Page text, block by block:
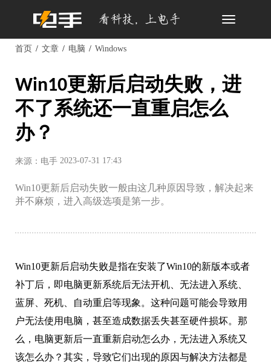
Toggle
首页 文章 电脑 Windows
Win10更新后启动失败，进
不了系统还一直重启怎么
办？
来源：电手 2023-07-31 17:43
Win10更新后启动失败一般由这几种原因导致，解决起来
并不麻烦，进入高级选项是第一步。
Win10更新后启动失败是指在安装了Win10的新版本或者
补丁后，即电脑更新系统后无法开机、无法进入系统、
蓝屏、死机、自动重启等现象。这种问题可能会导致用
户无法使用电脑，甚至造成数据丢失甚至硬件损坏。那
么，电脑更新后一直重新启动怎么办，无法进入系统又
该怎么办？其实，导致它们出现的原因与解决方法都是